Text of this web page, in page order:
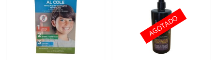
AGOTADO